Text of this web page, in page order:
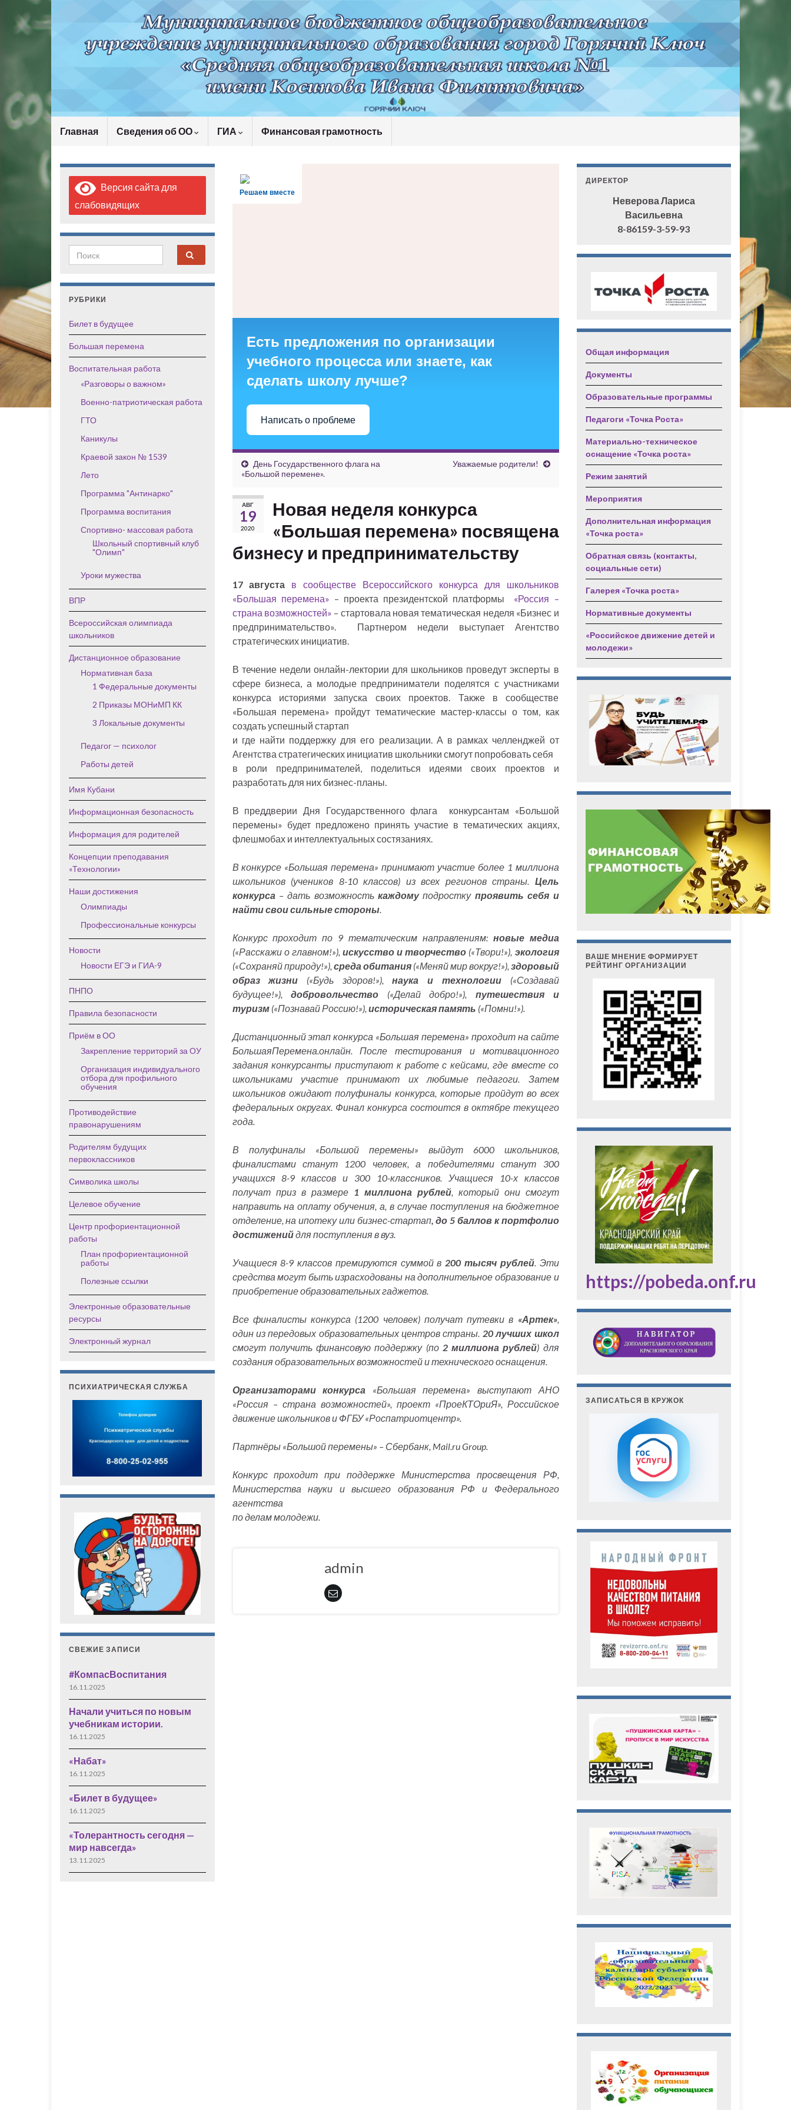
Главная Сведения об ОО ГИА Финансовая грамотность
Решаем вместе
Есть предложения по организации
учебного процесса или знаете, как
сделать школу лучше?
Написать о проблеме
День Государственного флага на
«Большой перемене».
Уважаемые родители!
АВГ
19
2020
Новая неделя конкурса
«Большая перемена» посвящена
бизнесу и предпринимательству
17 августа
в сообществе Всероссийского конкурса для школьников
«Большая перемена» – проекта президентской платформы
«Россия –
страна возможностей» – стартовала новая тематическая неделя «Бизнес и
предпринимательство». Партнером недели выступает Агентство
стратегических инициатив.
В течение недели онлайн-лектории для школьников проведут эксперты в
сфере бизнеса, а молодые предприниматели поделятся с участниками
конкурса историями запуска своих проектов. Также в сообществе
«Большая перемена» пройдут тематические мастер-классы о том, как
создать успешный стартап
и где найти поддержку для его реализации. А в рамках челленджей от
Агентства стратегических инициатив школьники смогут попробовать себя
в роли предпринимателей, поделиться идеями своих проектов и
разработать для них бизнес-планы.
В преддверии Дня Государственного флага конкурсантам «Большой
перемены» будет предложено принять участие в тематических акциях,
флешмобах и интеллектуальных состязаниях.
В конкурсе «Большая перемена» принимают участие более 1 миллиона
школьников (учеников 8-10 классов) из всех регионов страны. Цель
конкурса – дать возможность каждомуподростку проявить себя и
найти свои сильные стороны.
Конкурс проходит по 9 тематическим направлениям: новые медиа
(«Расскажи о главном!»), искусство и творчество («Твори!»), экология
(«Сохраняй природу!»), среда обитания(«Меняй мир вокруг!»), здоровый
образ жизни («Будь здоров!»),наука и технологии(«Создавай
будущее!»),добровольчество («Делай добро!»), путешествия и
туризм(«Познавай Россию!»), историческая память («Помни!»).
Дистанционный этап конкурса «Большая перемена» проходит на сайте
БольшаяПеремена.онлайн. После тестирования и мотивационного
задания конкурсанты приступают к работе с кейсами, где вместе со
школьниками участие принимают их любимые педагоги. Затем
школьников ожидают полуфиналы конкурса, которые пройдут во всех
федеральных округах. Финал конкурса состоится в октябре текущего
года.
В полуфиналы «Большой перемены» выйдут 6000 школьников,
финалистами станут 1200 человек, а победителями станут 300
учащихся 8-9 классов и 300 10-классников. Учащиеся 10-х классов
получат приз в размере 1 миллиона рублей, который они смогут
направить на оплату обучения, а, в случае поступления на бюджетное
отделение, на ипотеку или бизнес-стартап, до 5 баллов к портфолио
достиженийдля поступления в вуз.
Учащиеся 8-9 классов премируются суммой в200 тысяч рублей. Эти
средства могут быть израсходованы на дополнительное образование и
приобретение образовательных гаджетов.
Все финалисты конкурса (1200 человек) получат путевки в «Артек»,
один из передовых образовательных центров страны. 20 лучших школ
смогут получить финансовую поддержку (по 2 миллиона рублей) для
создания образовательных возможностей и технического оснащения.
Организаторами конкурса «Большая перемена» выступают АНО
«Россия – страна возможностей», проект «ПроеКТОриЯ», Российское
движение школьников и ФГБУ «Роспатриотцентр».
Партнёры «Большой перемены» – Сбербанк, Mail.ru Group.
Конкурс проходит при поддержке Министерства просвещения РФ,
Министерства науки и высшего образования РФ и Федерального
агентства
по делам молодежи.
admin
Версия сайта для
слабовидящих
Search for:
РУБРИКИ
Билет в будущее
Большая перемена
Воспитательная работа
«Разговоры о важном»
Военно-патриотическая работа
ГТО
Каникулы
Краевой закон № 1539
Лето
Программа "Антинарко"
Программа воспитания
Спортивно- массовая работа
Школьный спортивный клуб
"Олимп"
Уроки мужества
ВПР
Всероссийская олимпиада
школьников
Дистанционное образование
Нормативная база
1 Федеральные документы
2 Приказы МОНиМП КК
3 Локальные документы
Педагог — психолог
Работы детей
Имя Кубани
Информационная безопасность
Информация для родителей
Концепции преподавания
«Технологии»
Наши достижения
Олимпиады
Профессиональные конкурсы
Новости
Новости ЕГЭ и ГИА-9
ПНПО
Правила безопасности
Приём в ОО
Закрепление территорий за ОУ
Организация индивидуального
отбора для профильного
обучения
Противодействие
правонарушениям
Родителям будущих
первоклассников
Символика школы
Целевое обучение
Центр профориентационной
работы
План профориентационной
работы
Полезные ссылки
Электронные образовательные
ресурсы
Электронный журнал
ПСИХИАТРИЧЕСКАЯ СЛУЖБА
СВЕЖИЕ ЗАПИСИ
#КомпасВоспитания
16.11.2025
Начали учиться по новым
учебникам истории.
16.11.2025
«Набат»
16.11.2025
«Билет в будущее»
16.11.2025
«Толерантность сегодня —
мир навсегда»
13.11.2025
ДИРЕКТОР
Неверова Лариса
Васильевна
8-86159-3-59-93
Общая информация
Документы
Образовательные программы
Педагоги «Точка Роста»
Материально-техническое
оснащение «Точка роста»
Режим занятий
Мероприятия
Дополнительная информация
«Точка роста»
Обратная связь (контакты,
социальные сети)
Галерея «Точка роста»
Нормативные документы
«Российское движение детей и
молодежи»
ВАШЕ МНЕНИЕ ФОРМИРУЕТ
РЕЙТИНГ ОРГАНИЗАЦИИ
https://pobeda.onf.ru
ЗАПИСАТЬСЯ В КРУЖОК